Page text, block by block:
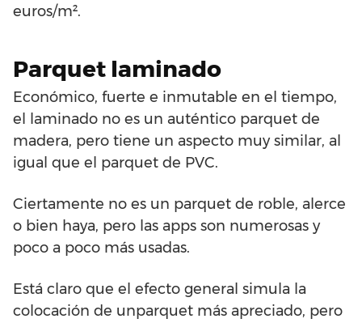
euros/m².
Parquet laminado
Económico, fuerte e inmutable en el tiempo,
el laminado no es un auténtico parquet de
madera, pero tiene un aspecto muy similar, al
igual que el parquet de PVC.
Ciertamente no es un parquet de roble, alerce
o bien haya, pero las apps son numerosas y
poco a poco más usadas.
Está claro que el efecto general simula la
colocación de unparquet más apreciado, pero